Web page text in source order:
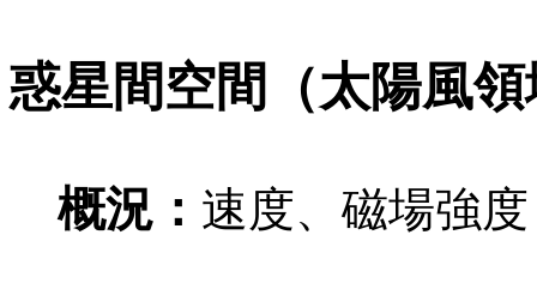
惑星間空間（太陽風
概況： 速度、磁場強